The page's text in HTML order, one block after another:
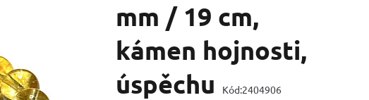
mm / 19 cm,
kámen hojnosti,
úspěchu
Kód:2404906